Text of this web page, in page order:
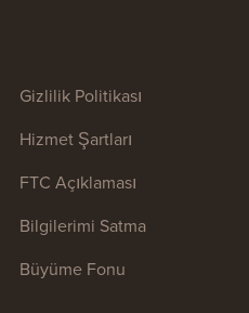
Gizlilik Politikası
Hizmet Şartları
FTC Açıklaması
Bilgilerimi Satma
Büyüme Fonu